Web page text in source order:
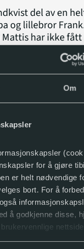
Om
for å gjøre
er helt nødvendige
bort. For å
å godkjenne disse,
del av en
og lillebror
har ikke fått
ikke fått hund
Nei, familien
nærmere
i bagasjerommet
på sommeren.
når man bor